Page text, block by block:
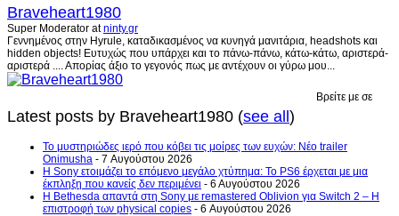
Braveheart1980
Super Moderator atninty.gr
Γεννημένος στην Hyrule, καταδικασμένος να κυνηγά μανιτάρια, headshots και
hidden objects! Ευτυχώς που υπάρχει και το πάνω-πάνω, κάτω-κάτω, αριστερά-
αριστερά .... Απορίας άξιο το γεγονός πως με αντέχουν οι γύρω μου...
Βρείτε με σε
Latest posts by Braveheart1980 (see all)
Το μυστηριώδες ιερό που κόβει τις μοίρες των ευχών: Νέο trailer
Onimusha - 7 Αυγούστου 2026
Η Sony ετοιμάζει το επόμενο μεγάλο χτύπημα: Το PS6 έρχεται με μια
έκπληξη που κανείς δεν περιμένει - 6 Αυγούστου 2026
Η Bethesda απαντά στη Sony με remastered Oblivion για Switch 2 – Η
επιστροφή των physical copies - 6 Αυγούστου 2026